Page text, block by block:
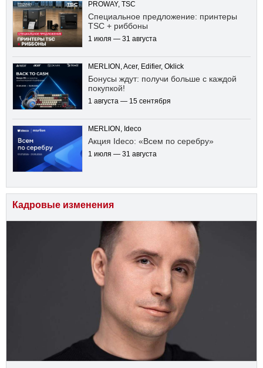
PROWAY, TSC
Специальное предложение: принтеры
TSC + риббоны
1 июля — 31 августа
MERLION, Acer, Edifier, Oklick
Бонусы ждут: получи больше с каждой
покупкой!
1 августа — 15 сентября
MERLION, Ideco
Акция Ideco: «Всем по серебру»
1 июля — 31 августа
Кадровые изменения